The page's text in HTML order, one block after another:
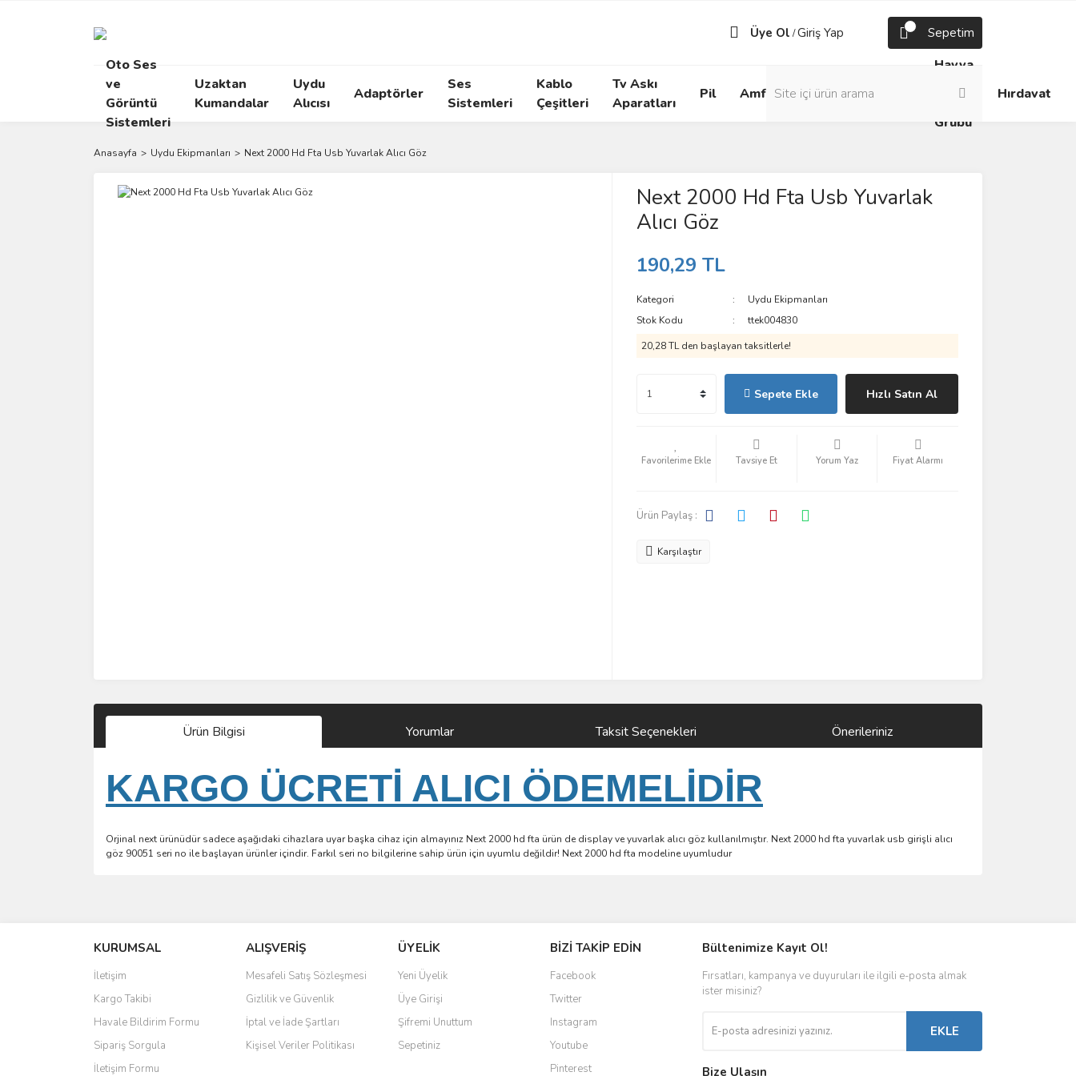
Üye Ol /Giriş Yap Sepetim
Oto Ses
ve
Görüntü
Sistemleri
Uzaktan
Kumandalar
Uydu
Alıcısı
Adaptörler
Ses
Sistemleri
Kablo
Çeşitleri
Tv Askı
Aparatları
Pil Amfi
Box
Prizler
Havya
Lehim
Grubu
Hırdavat
Anasayfa Uydu Ekipmanları Next 2000 Hd Fta Usb Yuvarlak Alıcı Göz
Next 2000 Hd Fta Usb Yuvarlak
Alıcı Göz
190,29 TL
Kategori
Uydu Ekipmanları
Stok Kodu
ttek004830
20,28 TL den başlayan taksitlerle!
Sepete Ekle Hızlı Satın Al
Tavsiye Et Yorum Yaz Fiyat Alarmı
Ürün Paylaş :
Karşılaştır
Ürün Bilgisi Yorumlar Taksit Seçenekleri Önerileriniz
KARGO ÜCRETİ ALICI ÖDEMELİDİR
Orjinal next ürünüdür sadece aşağıdaki cihazlara uyar başka cihaz için almayınız Next 2000 hd fta ürün de display ve yuvarlak alıcı göz kullanılmıştır. Next 2000 hd fta yuvarlak usb girişli alıcı
göz 90051 seri no ile başlayan ürünler içindir. Farkıl seri no bilgilerine sahip ürün için uyumlu değildir! Next 2000 hd fta modeline uyumludur
Ürün resmi kalitesiz, bozuk veya görüntülenemiyor.
Ürün açıklamasında eksik bilgiler bulunuyor.
Ürün bilgilerinde hatalar bulunuyor.
Ürün fiyatı diğer sitelerden daha pahalı.
Bu ürüne benzer farklı alternatifler olmalı.
KURUMSAL
İletişim
Kargo Takibi
Havale Bildirim Formu
Sipariş Sorgula
İletişim Formu
ALIŞVERİŞ
Mesafeli Satış Sözleşmesi
Gizlilik ve Güvenlik
İptal ve İade Şartları
Kişisel Veriler Politikası
ÜYELİK
Yeni Üyelik
Üye Girişi
Şifremi Unuttum
Sepetiniz
BİZİ TAKİP EDİN
Facebook
Twitter
Instagram
Youtube
Pinterest
Bültenimize Kayıt Ol!
Fırsatları, kampanya ve duyuruları ile ilgili e-posta almak
ister misiniz?
EKLE
Bize Ulaşın